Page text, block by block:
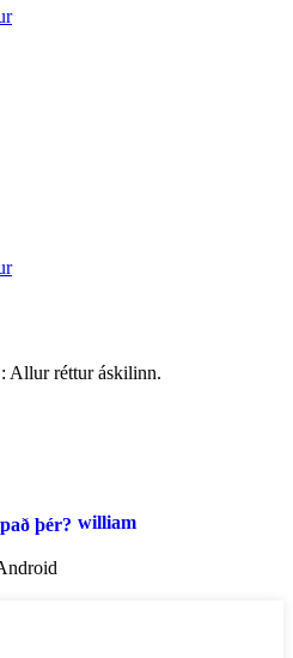
Allur réttur áskilinn.
william